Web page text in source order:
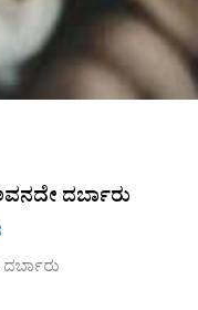
ದರ್ಬಾರು